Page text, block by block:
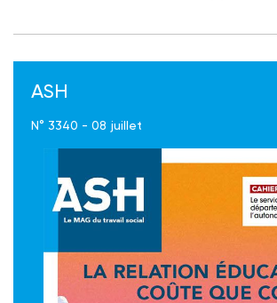
ASH
N° 3340 - 08 juillet